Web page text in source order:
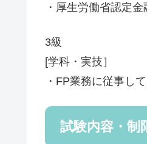
・厚生労働省認定
3級
[学科・実技］
・FP業務に従事し
試験内容・制